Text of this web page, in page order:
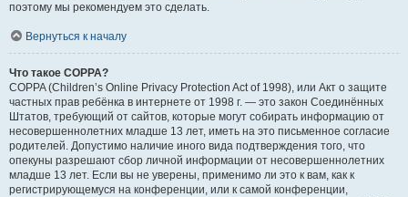
поэтому мы рекомендуем это сделать.
Вернуться к началу
Что такое COPPA?
COPPA (Children’s Online Privacy Protection Act of 1998), или Акт о защите
частных прав ребёнка в интернете от 1998 г. — это закон Соединённых
Штатов, требующий от сайтов, которые могут собирать информацию от
несовершеннолетних младше 13 лет, иметь на это письменное согласие
родителей. Допустимо наличие иного вида подтверждения того, что
опекуны разрешают сбор личной информации от несовершеннолетних
младше 13 лет. Если вы не уверены, применимо ли это к вам, как к
регистрирующемуся на конференции, или к самой конференции,